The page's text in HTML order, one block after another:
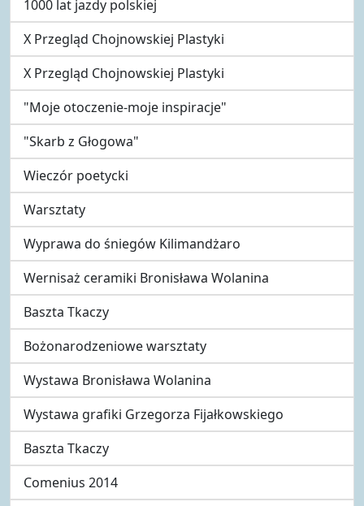
1000 lat jazdy polskiej
X Przegląd Chojnowskiej Plastyki
X Przegląd Chojnowskiej Plastyki
"Moje otoczenie-moje inspiracje"
"Skarb z Głogowa"
Wieczór poetycki
Warsztaty
Wyprawa do śniegów Kilimandżaro
Wernisaż ceramiki Bronisława Wolanina
Baszta Tkaczy
Bożonarodzeniowe warsztaty
Wystawa Bronisława Wolanina
Wystawa grafiki Grzegorza Fijałkowskiego
Baszta Tkaczy
Comenius 2014